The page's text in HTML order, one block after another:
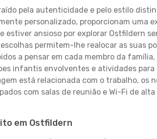
pela autenticidade e pelo estilo
personalizado, proporcionam uma
estiver ansioso por explorar Ostfildern
permitem-lhe realocar as suas
a pensar em cada membro da
infantis envolventes e atividades para
está relacionada com o trabalho, os
com salas de reunião e Wi-Fi de
em Ostfildern